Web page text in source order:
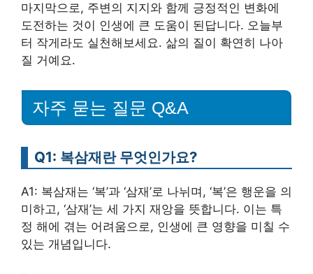
마지막으로, 주변의 지지와 함께 긍정적인 변화에
도전하는 것이 인생에 큰 도움이 된답니다. 오늘부
터 작게라도 실천해보세요. 삶의 질이 확연히 나아
질 거예요.
자주 묻는 질문 Q&A
Q1: 복삼재란 무엇인가요?
A1: 복삼재는 ‘복’과 ‘삼재’로 나뉘며, ‘복’은 행운을 의
미하고, ‘삼재’는 세 가지 재앙을 뜻합니다. 이는 특
정 해에 겪는 어려움으로, 인생에 큰 영향을 미칠 수
있는 개념입니다.